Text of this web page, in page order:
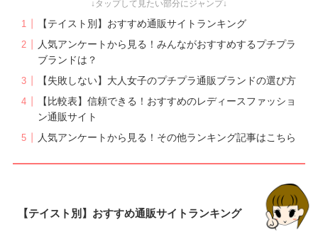
【テイスト別】おすすめ通販サイトランキング
人気アンケートから見る！みんながおすすめするプチプラ
ブランドは？
【失敗しない】大人女子のプチプラ通販ブランドの選び方
【比較表】信頼できる！おすすめのレディースファッショ
ン通販サイト
人気アンケートから見る！その他ランキング記事はこちら
【テイスト別】おすすめ通販サイトランキング